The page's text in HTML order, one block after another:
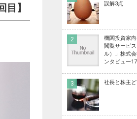
】
誤解3点
機関投資家
閲覧サービ
ル）」株式
ンタビュー
社長と株主